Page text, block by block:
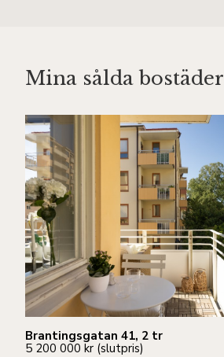
Mina sålda bostäder
Brantingsgatan 41, 2 tr
5 200 000 kr (slutpris)